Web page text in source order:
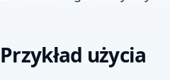
Przykład użycia